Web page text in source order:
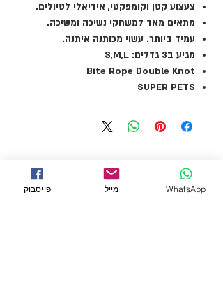
צעצוע קטן וקומפקטי, אידיאלי לטיולים.
מתאים מאד למשחקי נשיכה ומשיכה.
עמיד ביותר. עשוי מכותנה איתנה.
מגיע ב3 גדלים: S,M,L
Bite Rope Double Knot
SUPER PETS
פייסבוק מייל WhatsApp